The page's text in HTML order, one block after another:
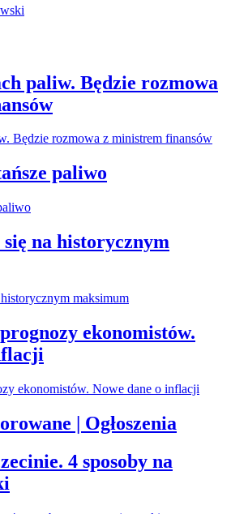
paliw. Będzie rozmowa
paliwo
na historycznym
ekonomistów.
| Ogłoszenia
4 sposoby na